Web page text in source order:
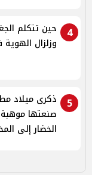
4
حين تتكلم
وزلزال
5
ذكرى ميلاد
صنعتها موهبة
الخضار إلى